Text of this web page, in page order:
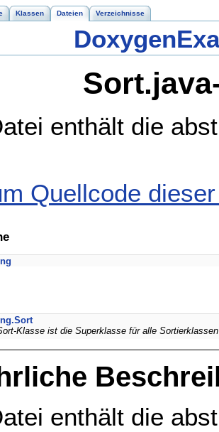
Klassen Dateien Verzeichnisse
enthält die
Quellcode
Klasse ist die Superklasse für alle
enthält die